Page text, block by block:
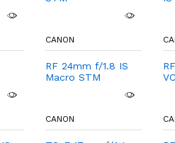
CANON
RF 24mm f/1.8 IS
Macro STM
CANON